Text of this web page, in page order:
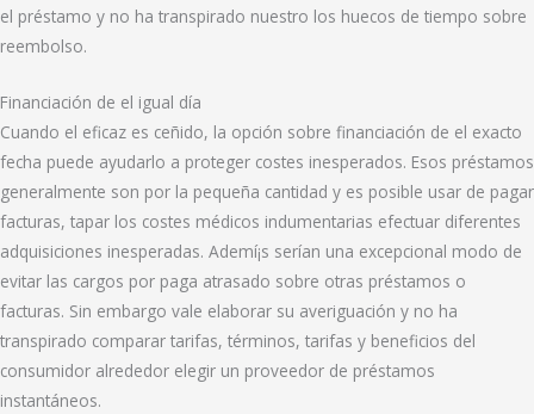
el préstamo y no ha transpirado nuestro los huecos de tiempo sobre
reembolso.
Financiación de el igual día
Cuando el eficaz es ceñido, la opción sobre financiación de el exacto
fecha puede ayudarlo a proteger costes inesperados. Esos préstamos
generalmente son por la pequeña cantidad y es posible usar de pagar
facturas, tapar los costes médicos indumentarias efectuar diferentes
adquisiciones inesperadas. Ademí¡s serían una excepcional modo de
evitar las cargos por paga atrasado sobre otras préstamos o
facturas. Sin embargo vale elaborar su averiguación y no ha
transpirado comparar tarifas, términos, tarifas y beneficios del
consumidor alrededor elegir un proveedor de préstamos
instantáneos.